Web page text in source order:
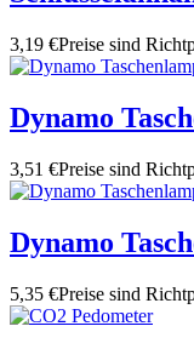
3,19 €Preise sind
Dynamo
3,51 €Preise sind
Dynamo
5,35 €Preise sind